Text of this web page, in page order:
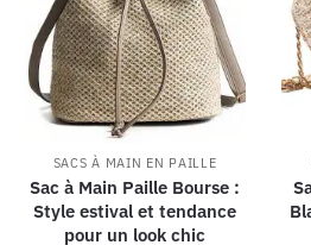
SACS À MAIN EN PAILLE
Sac à Main Paille Bourse :
Style estival et tendance
pour un look chic